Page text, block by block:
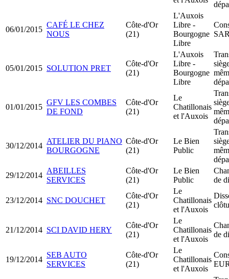
06/01/2015
CAFÉ LE CHEZ
NOUS
Côte-d'Or
(21)
L'Auxois
Libre -
Bourgogne
Libre
05/01/2015 SOLUTION PRET
Côte-d'Or
(21)
L'Auxois
Libre -
Bourgogne
Libre
01/01/2015
GFV LES COMBES
DE FOND
Côte-d'Or
(21)
Le
Chatillonais
et l'Auxois
30/12/2014
ATELIER DU PIANO
BOURGOGNE
Côte-d'Or
(21)
Le Bien
Public
29/12/2014
ABEILLES
SERVICES
Côte-d'Or
(21)
Le Bien
Public
de
23/12/2014 SNC DOUCHET
Côte-d'Or
(21)
Le
Chatillonais
et l'Auxois
21/12/2014 SCI DAVID HERY
Côte-d'Or
(21)
Le
Chatillonais
et l'Auxois
de
19/12/2014
SEB AUTO
SERVICES
Côte-d'Or
(21)
Le
Chatillonais
et l'Auxois